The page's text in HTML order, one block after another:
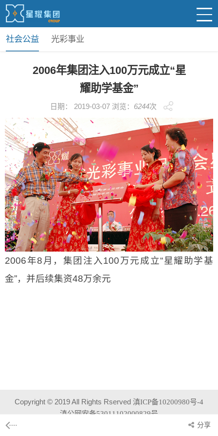
社会公益 光彩事业
2006年集团注入100万元成立“星
耀助学基金”
日期： 2019-03-07 浏览： 6244次
2006年8月，集团注入100万元成立“星耀助学基
金”，并后续集资48万余元
Copyright © 2019 All Rights Rserved 滇ICP备10200980号-4
滇公网安备53011102000829号
分享